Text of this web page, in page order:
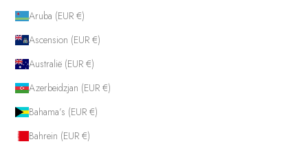
Aruba (EUR €)
Ascension (EUR €)
Australië (EUR €)
Azerbeidzjan (EUR €)
Bahama’s (EUR €)
Bahrein (EUR €)